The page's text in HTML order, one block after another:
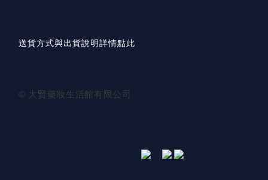
送貨方式與出貨說明詳情點此
© 大賢藥妝生活館有限公司